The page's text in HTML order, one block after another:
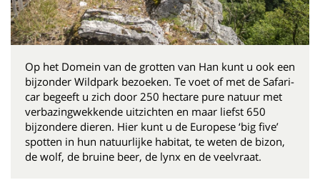
Op het Domein van de grotten van Han kunt u ook een
bijzonder Wildpark bezoeken. Te voet of met de Safari-
car begeeft u zich door 250 hectare pure natuur met
verbazingwekkende uitzichten en maar liefst 650
bijzondere dieren. Hier kunt u de Europese ‘big five’
spotten in hun natuurlijke habitat, te weten de bizon,
de wolf, de bruine beer, de lynx en de veelvraat.